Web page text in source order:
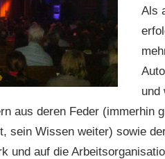
Als
und
aus deren Feder (immerhin
sein Wissen weiter) sowie
und auf die